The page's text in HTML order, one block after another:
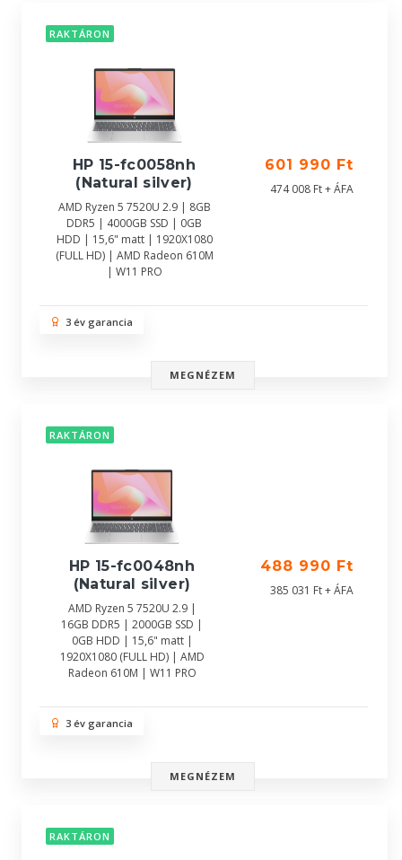
RAKTÁRON
HP 15-fc0058nh
(Natural silver)
AMD Ryzen 5 7520U 2.9 | 8GB
DDR5 | 4000GB SSD | 0GB
HDD | 15,6" matt | 1920X1080
(FULL HD) | AMD Radeon 610M
| W11 PRO
601 990 Ft
474 008 Ft + ÁFA
3 év garancia
MEGNÉZEM
RAKTÁRON
HP 15-fc0048nh
(Natural silver)
AMD Ryzen 5 7520U 2.9 |
16GB DDR5 | 2000GB SSD |
0GB HDD | 15,6" matt |
1920X1080 (FULL HD) | AMD
Radeon 610M | W11 PRO
488 990 Ft
385 031 Ft + ÁFA
3 év garancia
MEGNÉZEM
RAKTÁRON